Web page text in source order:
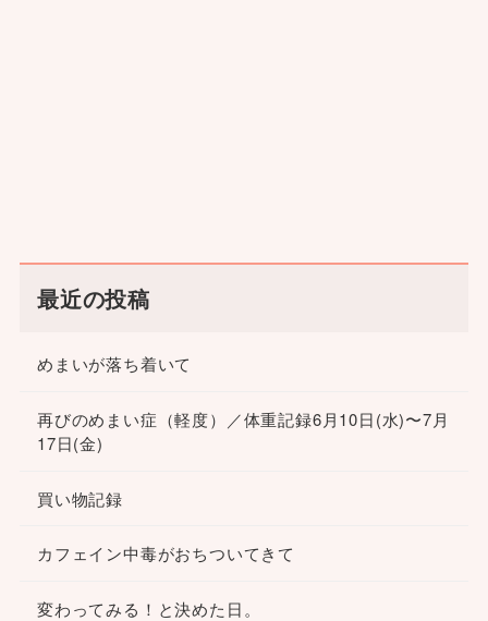
最近の投稿
めまいが落ち着いて
再びのめまい症（軽度）／体重記録6月10日(水)〜7月
17日(金)
買い物記録
カフェイン中毒がおちついてきて
変わってみる！と決めた日。